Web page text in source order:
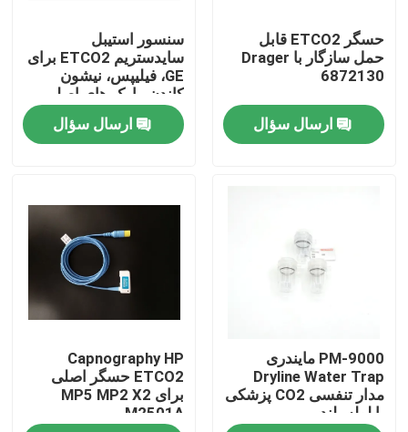
خانه
دربارهی ما
تماس با ما
حسگر ETCO2 قابل
حمل سازگار با Drager
6872130
ارسال سؤال
سنسور استیبل
سایدستریم ETCO2 برای
GE، فیلیپس، نیشون
کاندن مارک های اصلی
ارسال سؤال
PM-9000 مایندری
Dryline Water Trap
مدار تنفسی CO2 پزشکی
با لوله بلند
Capnography HP
ETCO2 حسگر اصلی
برای MP5 MP2 X2
M2501A